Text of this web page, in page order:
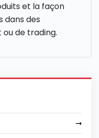
et la façon
dans des
de trading.